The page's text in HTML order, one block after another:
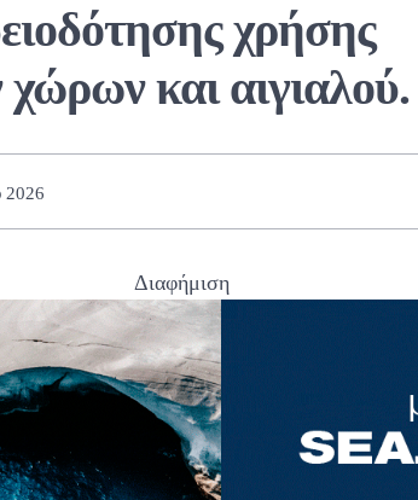
χρήσης
και αιγιαλού.
2026
Διαφήμιση